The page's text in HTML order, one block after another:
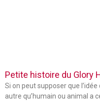
Petite histoire du Glory
Si on peut supposer que
autre qu’humain ou animal a